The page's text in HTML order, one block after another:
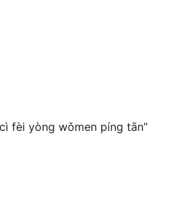
fèi yòng wǒmen píng tān”